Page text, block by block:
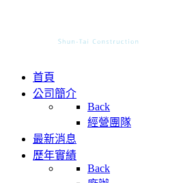
首頁
公司簡介
Back
經營團隊
最新消息
歷年實績
Back